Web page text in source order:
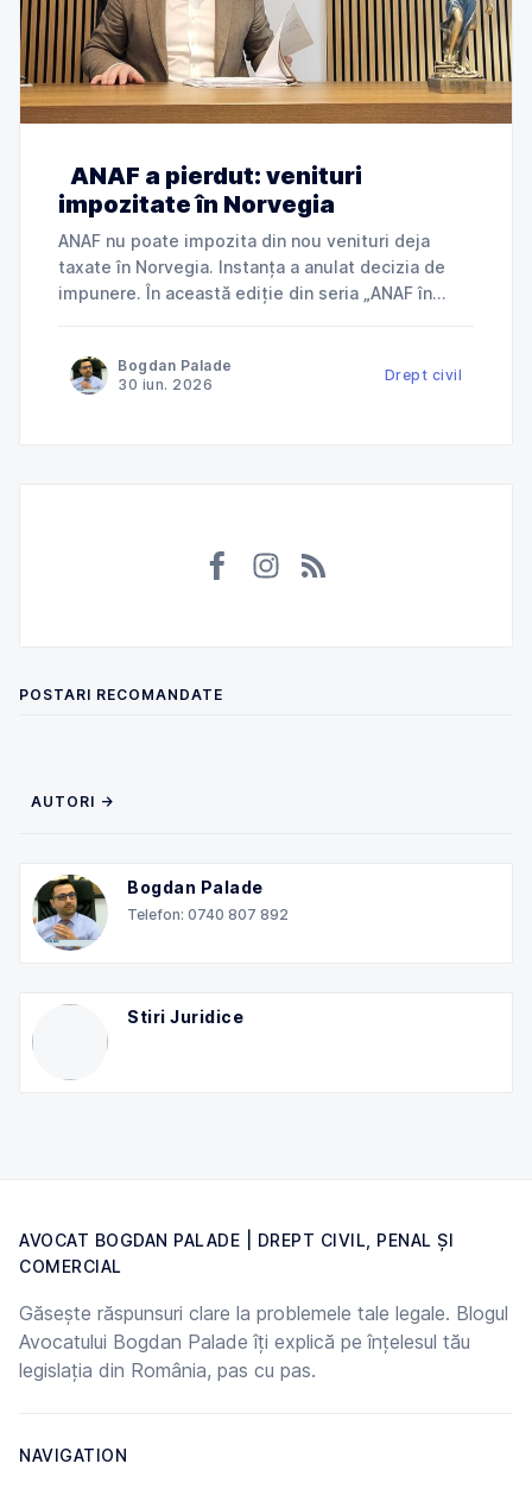
ANAF a pierdut: venituri
impozitate în Norvegia
ANAF nu poate impozita din nou venituri deja
taxate în Norvegia. Instanța a anulat decizia de
impunere. În această ediție din seria „ANAF în
încerca să taxeze în România venituri deja
impozitate în Norvegia și ce
Bogdan Palade
30 iun. 2026
Drept civil
POSTARI RECOMANDATE
AUTORI →
Bogdan Palade
Telefon: 0740 807 892
Stiri Juridice
AVOCAT BOGDAN PALADE | DREPT CIVIL, PENAL ȘI
COMERCIAL
Găsește răspunsuri clare la problemele tale legale. Blogul
Avocatului Bogdan Palade îți explică pe înțelesul tău
legislația din România, pas cu pas.
NAVIGATION